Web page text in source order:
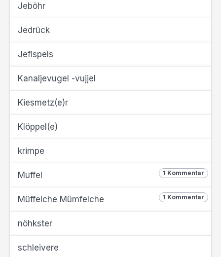
Jeböhr
Jedrück
Jefispels
Kanaljevugel -vujjel
Kiesmetz(e)r
Klöppel(e)
krimpe
1 Kommentar
Muffel
1 Kommentar
Müffelche Mümfelche
nöhkster
schleivere